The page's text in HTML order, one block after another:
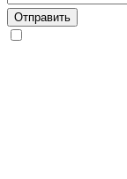
Отправить